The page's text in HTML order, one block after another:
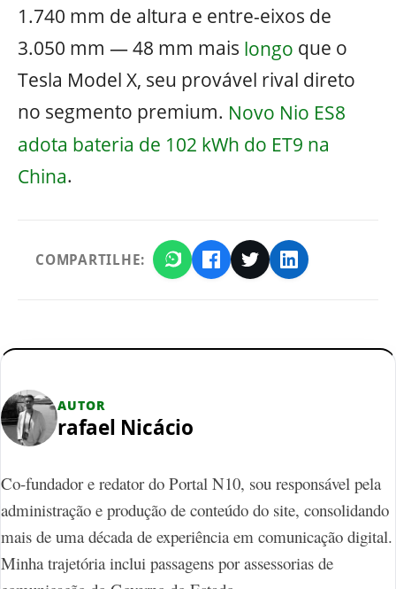
1.740 mm de altura e entre-eixos de
3.050 mm — 48 mm mais longo que o
Tesla Model X, seu provável rival direto
no segmento premium. Novo Nio ES8
adota bateria de 102 kWh do ET9 na
China.
COMPARTILHE:
AUTOR
rafael Nicácio
Co-fundador e redator do Portal N10, sou responsável pela
administração e produção de conteúdo do site, consolidando
mais de uma década de experiência em comunicação digital.
Minha trajetória inclui passagens por assessorias de